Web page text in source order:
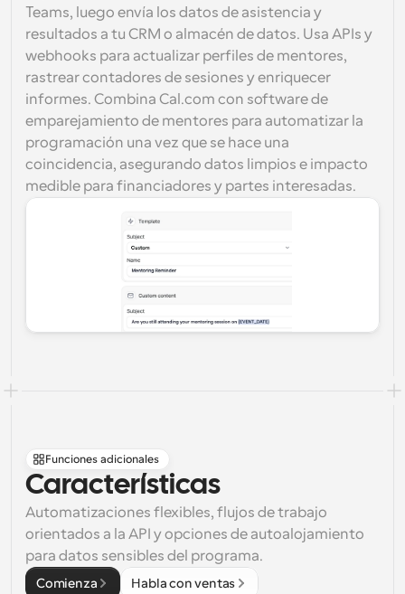
Teams, luego envía los datos de asistencia y
resultados a tu CRM o almacén de datos. Usa APIs y
webhooks para actualizar perfiles de mentores,
rastrear contadores de sesiones y enriquecer
informes. Combina Cal.com con software de
emparejamiento de mentores para automatizar la
programación una vez que se hace una
coincidencia, asegurando datos limpios e impacto
medible para financiadores y partes interesadas.
Funciones adicionales
Características
Automatizaciones flexibles, flujos de trabajo
orientados a la API y opciones de autoalojamiento
para datos sensibles del programa.
Comienza Habla con ventas